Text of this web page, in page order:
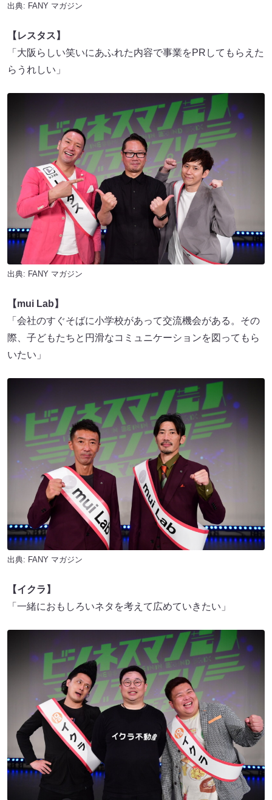
出典: FANY マガジン
【レスタス】
「大阪らしい笑いにあふれた内容で事業をPRしてもらえた
らうれしい」
出典: FANY マガジン
【mui Lab】
「会社のすぐそばに小学校があって交流機会がある。その
際、子どもたちと円滑なコミュニケーションを図ってもら
いたい」
出典: FANY マガジン
【イクラ】
「一緒におもしろいネタを考えて広めていきたい」